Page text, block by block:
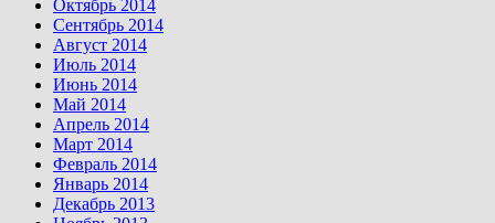
Октябрь 2014
Сентябрь 2014
Август 2014
Июль 2014
Июнь 2014
Май 2014
Апрель 2014
Март 2014
Февраль 2014
Январь 2014
Декабрь 2013